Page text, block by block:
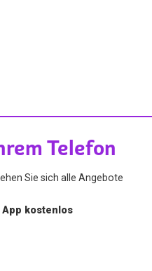
Telefon
Sie sich alle Angebote
App kostenlos